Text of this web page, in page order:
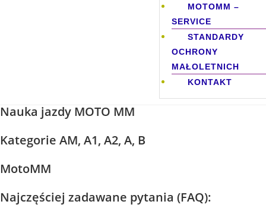
MOTOMM –
SERVICE
STANDARDY
OCHRONY
MAŁOLETNICH
KONTAKT
Nauka jazdy MOTO MM
Kategorie AM, A1, A2, A, B
MotoMM
Najczęściej zadawane pytania (FAQ):